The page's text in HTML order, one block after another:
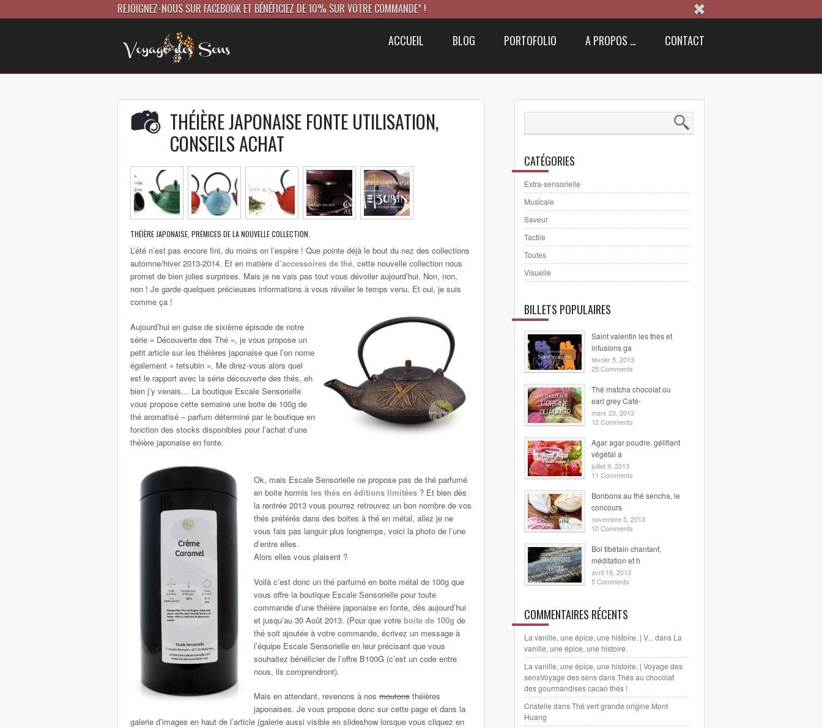
REJOIGNEZ-NOUS SUR FACEBOOK ET BÉNÉFICIEZ DE 10% SUR VOTRE COMMANDE* !
ACCUEIL BLOG PORTOFOLIO A PROPOS … CONTACT
THÉIÈRE JAPONAISE FONTE UTILISATION,
CONSEILS ACHAT
THÉIÈRE JAPONAISE, PRÉMICES DE LA NOUVELLE COLLECTION.
L’été n’est pas encore fini, du moins on l’espère ! Que pointe déjà le bout du nez des collections
automne/hiver 2013-2014. Et en matière d’accessoires de thé, cette nouvelle collection nous
promet de bien jolies surprises. Mais je ne vais pas tout vous dévoiler aujourd’hui. Non, non,
non ! Je garde quelques précieuses informations à vous révéler le temps venu. Et oui, je suis
comme ça !
Aujourd’hui en guise de sixième épisode de notre
série « Découverte des Thé », je vous propose un
petit article sur les théières japonaise que l’on nome
également « tetsubin ». Me direz-vous alors quel
est le rapport avec la série découverte des thés, eh
bien j’y venais… La boutique Escale Sensorielle
vous propose cette semaine une boite de 100g de
thé aromatisé – parfum déterminé par le boutique en
fonction des stocks disponibles pour l’achat d’une
théière japonaise en fonte.
Ok, mais Escale Sensorielle ne propose pas de thé parfumé
en boite hormis les thés en éditions limitées ? Et bien dès
la rentrée 2013 vous pourrez retrouvez un bon nombre de vos
thés préférés dans des boites à thé en métal, allez je ne
vous fais pas languir plus longtemps, voici la photo de l’une
d’entre elles.
Alors elles vous plaisent ?
Voilà c’est donc un thé parfumé en boite métal de 100g que
vous offre la boutique Escale Sensorielle pour toute
commande d’une théière japonaise en fonte, dès aujourd’hui
et jusqu’au 30 Août 2013. (Pour que votre boite de 100g de
thé soit ajoutée à votre commande, écrivez un message à
l’équipe Escale Sensorielle en leur précisant que vous
souhaitez bénéficier de l’offre B100G (c’est un code entre
nous, ils comprendront).
Mais en attendant, revenons à nos moutons théières
japonaises. Je vous propose donc sur cette page et dans la
galerie d’images en haut de l’article (galerie aussi visible en slideshow lorsque vous cliquez en
CATÉGORIES
Extra-sensorielle
Musicale
Saveur
Tactile
Toutes
Visuelle
BILLETS POPULAIRES
Saint valentin les thés et
infusions ga
février 5, 2013
25 Comments
Thé matcha chocolat ou
earl grey Café-
mars 23, 2013
12 Comments
Agar agar poudre, gélifiant
végétal a
juillet 9, 2013
11 Comments
Bonbons au thé sencha, le
concours
novembre 5, 2013
10 Comments
Bol tibétain chantant,
méditation et h
avril 18, 2013
5 Comments
COMMENTAIRES RÉCENTS
La vanille, une épice, une histoire. | V... dans La
vanille, une épice, une histoire.
La vanille, une épice, une histoire. | Voyage des
sensVoyage des sensdansThés au chocolat
des gourmandises cacao thés !
Cristelle dansThé vert grande origine Mont
Huang